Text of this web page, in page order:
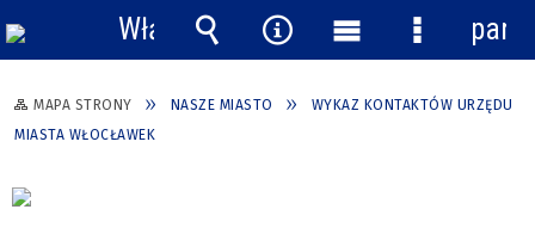
MAPA STRONY NASZE MIASTO
WYKAZ KONTAKTÓW URZĘDU
MIASTA WŁOCŁAWEK
Włącz
powiadomienia
Wyszukiwarka
Narzędzia
Menu
główne
Menu
panel